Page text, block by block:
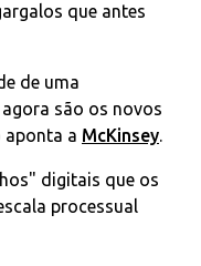
que antes
de uma
agora são os novos
aponta a McKinsey.
digitais que os
processual